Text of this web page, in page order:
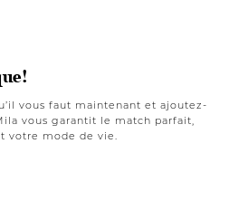
vous faut maintenant et ajoutez-
vous garantit le match parfait,
votre mode de vie.